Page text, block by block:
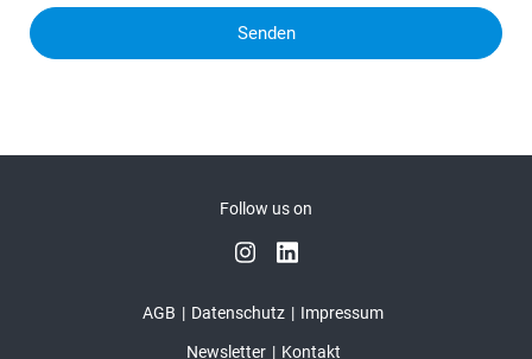
Senden
AGB Datenschutz Impressum
Newsletter Kontakt
Follow us on